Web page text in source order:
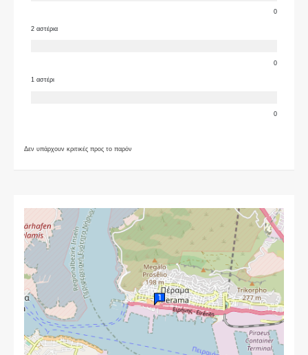
0
2 αστέρια
0
1 αστέρι
0
Δεν υπάρχουν κριτικές προς το παρόν